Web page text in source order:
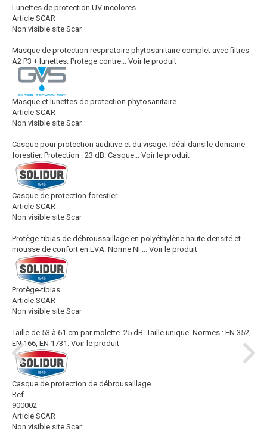
Lunettes de protection UV incolores
Article SCAR
Non visible site Scar
Masque de protection respiratoire phytosanitaire complet avec filtres
A2 P3 + lunettes. Protège contre... Voir le produit
Masque et lunettes de protection phytosanitaire
Article SCAR
Non visible site Scar
Casque pour protection auditive et du visage. Idéal dans le domaine
forestier. Protection : 23 dB. Casque... Voir le produit
Casque de protection forestier
Article SCAR
Non visible site Scar
Protège-tibias de débroussaillage en polyéthylène haute densité et
mousse de confort en EVA. Norme NF... Voir le produit
Protège-tibias
Article SCAR
Non visible site Scar
Taille de 53 à 61 cm par molette. 25 dB. Taille unique. Normes : EN 352,
EN 166, EN 1731. Voir le produit
Casque de protection de débrousaillage
Ref
900002
Article SCAR
Non visible site Scar